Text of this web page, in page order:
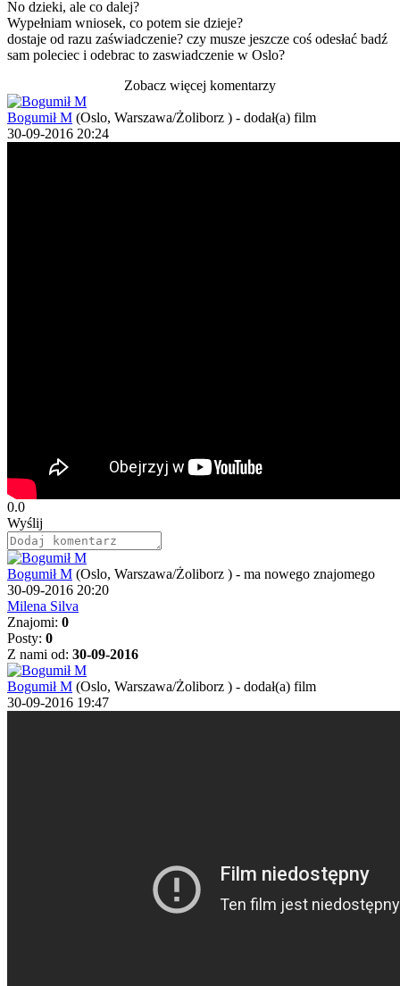
No dzieki, ale co dalej?
Wypełniam wniosek, co potem sie dzieje?
dostaje od razu zaświadczenie? czy musze jeszcze coś odesłać badź
sam poleciec i odebrac to zaswiadczenie w Oslo?
Zobacz więcej komentarzy
Bogumił M (Oslo, Warszawa/Żoliborz ) - dodał(a) film
30-09-2016 20:24
0.0
Wyślij
Bogumił M (Oslo, Warszawa/Żoliborz ) - ma nowego znajomego
30-09-2016 20:20
Milena Silva
Znajomi: 0
Posty: 0
Z nami od: 30-09-2016
Bogumił M (Oslo, Warszawa/Żoliborz ) - dodał(a) film
30-09-2016 19:47